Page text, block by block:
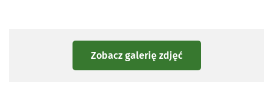
Zobacz galerię zdjęć